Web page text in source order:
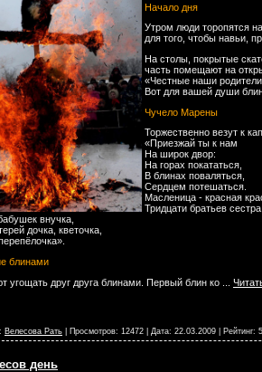
Начало дня
Утром люди торопятся
для того, чтобы навьи,
На столы, покрытые
часть помещают на
«Честные наши
Вот для вашей души
Чучело Марены
Торжественно везут к
«Приезжай ты к нам
На широк двор:
На горах покататься,
В блинах поваляться,
Сердцем потешаться.
Масленица - красная
Тридцати братьев сестра,
внучка,
дочка, кветочка,
блинами
угощать друг друга блинами. Первый блин ко
Велесова Рать | Просмотров: 12472 | Дата: 22.03.2009 | Рейтинг:
день